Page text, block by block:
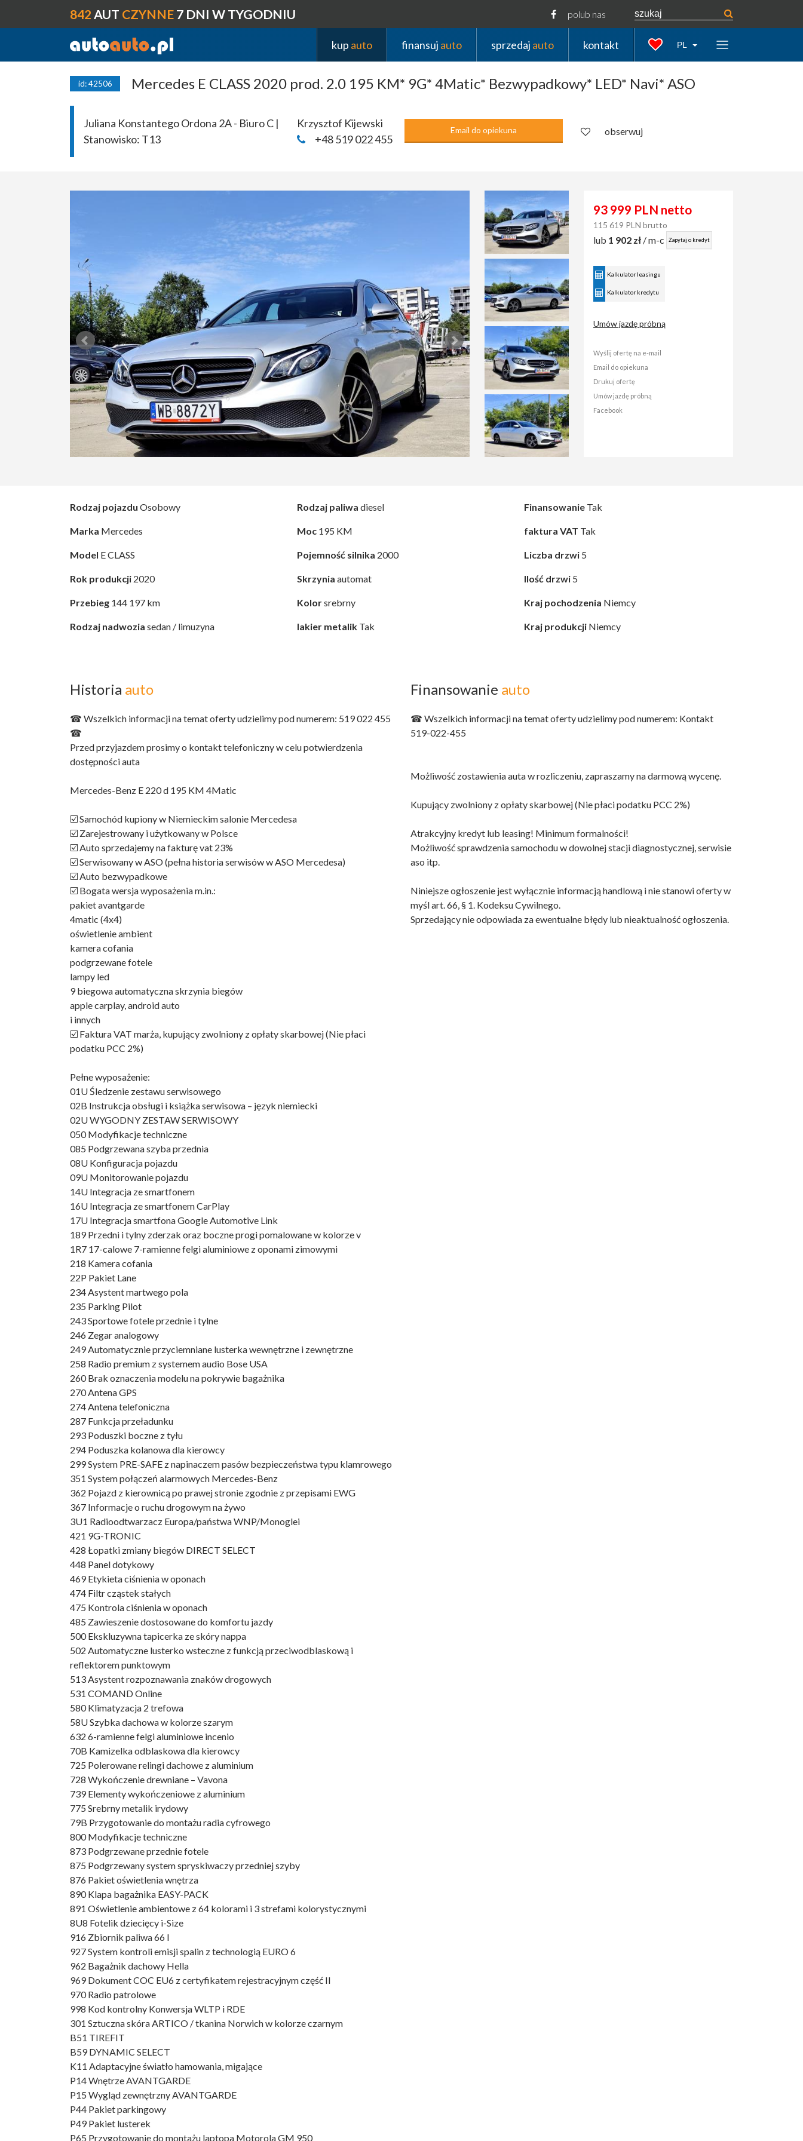
842 AUT CZYNNE 7 DNI W TYGODNIU polub nas
kup auto finansuj auto sprzedaj auto kontakt PL
id: 42506 Mercedes E CLASS 2020 prod. 2.0 195 KM* 9G* 4Matic* Bezwypadkowy* LED* Navi* ASO
Juliana Konstantego Ordona 2A - Biuro C |
Stanowisko: T13
Krzysztof Kijewski
+48 519 022 455
Email do opiekuna obserwuj
93 999 PLN netto
115 619 PLN brutto
lub 1 902 zł / m-c Zapytaj o kredyt
Kalkulator leasingu
Kalkulator kredytu
Umów jazdę próbną
Wyślij ofertę na e-mail
Email do opiekuna
Drukuj ofertę
Umów jazdę próbną
Facebook
Rodzaj pojazdu Osobowy
Marka Mercedes
Model E CLASS
Rok produkcji 2020
Przebieg 144 197 km
Rodzaj nadwozia sedan / limuzyna
Rodzaj paliwa diesel
Moc 195 KM
Pojemność silnika 2000
Skrzynia automat
Kolorsrebrny
lakier metalik Tak
Finansowanie Tak
faktura VAT Tak
Liczba drzwi 5
Ilość drzwi 5
Kraj pochodzenia Niemcy
Kraj produkcji Niemcy
Historia auto Finansowanie auto
☎ Wszelkich informacji na temat oferty udzielimy pod numerem: 519 022 455
☎
Przed przyjazdem prosimy o kontakt telefoniczny w celu potwierdzenia
dostępności auta
Mercedes-Benz E 220 d 195 KM 4Matic
☑️ Samochód kupiony w Niemieckim salonie Mercedesa
☑️ Zarejestrowany i użytkowany w Polsce
☑️ Auto sprzedajemy na fakturę vat 23%
☑️ Serwisowany w ASO (pełna historia serwisów w ASO Mercedesa)
☑️ Auto bezwypadkowe
☑️ Bogata wersja wyposażenia m.in.:
pakiet avantgarde
4matic (4x4)
oświetlenie ambient
kamera cofania
podgrzewane fotele
lampy led
9 biegowa automatyczna skrzynia biegów
apple carplay, android auto
i innych
☑️ Faktura VAT marża, kupujący zwolniony z opłaty skarbowej (Nie płaci
podatku PCC 2%)
Pełne wyposażenie:
01U Śledzenie zestawu serwisowego
02B Instrukcja obsługi i książka serwisowa – język niemiecki
02U WYGODNY ZESTAW SERWISOWY
050 Modyfikacje techniczne
085 Podgrzewana szyba przednia
08U Konfiguracja pojazdu
09U Monitorowanie pojazdu
14U Integracja ze smartfonem
16U Integracja ze smartfonem CarPlay
17U Integracja smartfona Google Automotive Link
189 Przedni i tylny zderzak oraz boczne progi pomalowane w kolorze v
1R7 17-calowe 7-ramienne felgi aluminiowe z oponami zimowymi
218 Kamera cofania
22P Pakiet Lane
234 Asystent martwego pola
235 Parking Pilot
243 Sportowe fotele przednie i tylne
246 Zegar analogowy
249 Automatycznie przyciemniane lusterka wewnętrzne i zewnętrzne
258 Radio premium z systemem audio Bose USA
260 Brak oznaczenia modelu na pokrywie bagażnika
270 Antena GPS
274 Antena telefoniczna
287 Funkcja przeładunku
293 Poduszki boczne z tyłu
294 Poduszka kolanowa dla kierowcy
299 System PRE-SAFE z napinaczem pasów bezpieczeństwa typu klamrowego
351 System połączeń alarmowych Mercedes-Benz
362 Pojazd z kierownicą po prawej stronie zgodnie z przepisami EWG
367 Informacje o ruchu drogowym na żywo
3U1 Radioodtwarzacz Europa/państwa WNP/Monoglei
421 9G-TRONIC
428 Łopatki zmiany biegów DIRECT SELECT
448 Panel dotykowy
469 Etykieta ciśnienia w oponach
474 Filtr cząstek stałych
475 Kontrola ciśnienia w oponach
485 Zawieszenie dostosowane do komfortu jazdy
500 Ekskluzywna tapicerka ze skóry nappa
502 Automatyczne lusterko wsteczne z funkcją przeciwodblaskową i
reflektorem punktowym
513 Asystent rozpoznawania znaków drogowych
531 COMAND Online
580 Klimatyzacja 2 trefowa
58U Szybka dachowa w kolorze szarym
632 6-ramienne felgi aluminiowe incenio
70B Kamizelka odblaskowa dla kierowcy
725 Polerowane relingi dachowe z aluminium
728 Wykończenie drewniane – Vavona
739 Elementy wykończeniowe z aluminium
775 Srebrny metalik irydowy
79B Przygotowanie do montażu radia cyfrowego
800 Modyfikacje techniczne
873 Podgrzewane przednie fotele
875 Podgrzewany system spryskiwaczy przedniej szyby
876 Pakiet oświetlenia wnętrza
890 Klapa bagażnika EASY-PACK
891 Oświetlenie ambientowe z 64 kolorami i 3 strefami kolorystycznymi
8U8 Fotelik dziecięcy i-Size
916 Zbiornik paliwa 66 l
927 System kontroli emisji spalin z technologią EURO 6
962 Bagażnik dachowy Hella
969 Dokument COC EU6 z certyfikatem rejestracyjnym część II
970 Radio patrolowe
998 Kod kontrolny Konwersja WLTP i RDE
301 Sztuczna skóra ARTICO / tkanina Norwich w kolorze czarnym
B51 TIREFIT
B59 DYNAMIC SELECT
K11 Adaptacyjne światło hamowania, migające
P14 Wnętrze AVANTGARDE
P15 Wygląd zewnętrzny AVANTGARDE
P44 Pakiet parkingowy
P49 Pakiet lusterek
P65 Przygotowanie do montażu laptopa Motorola GM 950
☎ Wszelkich informacji na temat oferty udzielimy pod numerem: Kontakt
519-022-455
Możliwość zostawienia auta w rozliczeniu, zapraszamy na darmową wycenę.
Kupujący zwolniony z opłaty skarbowej (Nie płaci podatku PCC 2%)
Atrakcyjny kredyt lub leasing! Minimum formalności!
Możliwość sprawdzenia samochodu w dowolnej stacji diagnostycznej, serwisie
aso itp.
Niniejsze ogłoszenie jest wyłącznie informacją handlową i nie stanowi oferty w
myśl art. 66, § 1. Kodeksu Cywilnego.
Sprzedający nie odpowiada za ewentualne błędy lub nieaktualność ogłoszenia.